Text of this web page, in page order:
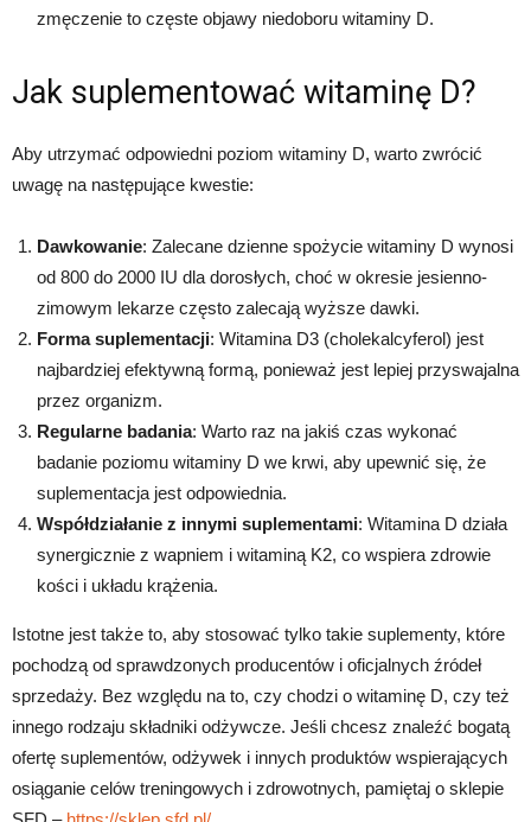
zmęczenie to częste objawy niedoboru witaminy D.
Jak suplementować witaminę D?
Aby utrzymać odpowiedni poziom witaminy D, warto zwrócić
uwagę na następujące kwestie:
Dawkowanie: Zalecane dzienne spożycie witaminy D wynosi
od 800 do 2000 IU dla dorosłych, choć w okresie jesienno-
zimowym lekarze często zalecają wyższe dawki.
Forma suplementacji: Witamina D3 (cholekalcyferol) jest
najbardziej efektywną formą, ponieważ jest lepiej przyswajalna
przez organizm.
Regularne badania: Warto raz na jakiś czas wykonać
badanie poziomu witaminy D we krwi, aby upewnić się, że
suplementacja jest odpowiednia.
Współdziałanie z innymi suplementami: Witamina D działa
synergicznie z wapniem i witaminą K2, co wspiera zdrowie
kości i układu krążenia.
Istotne jest także to, aby stosować tylko takie suplementy, które
pochodzą od sprawdzonych producentów i oficjalnych źródeł
sprzedaży. Bez względu na to, czy chodzi o witaminę D, czy też
innego rodzaju składniki odżywcze. Jeśli chcesz znaleźć bogatą
ofertę suplementów, odżywek i innych produktów wspierających
osiąganie celów treningowych i zdrowotnych, pamiętaj o sklepie